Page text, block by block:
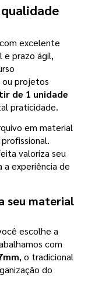
excelente
e prazo ágil,
projetos
de 1 unidade
praticidade.
em material
valoriza seu
experiência de
seu material
escolhe a
com
, o tradicional
do